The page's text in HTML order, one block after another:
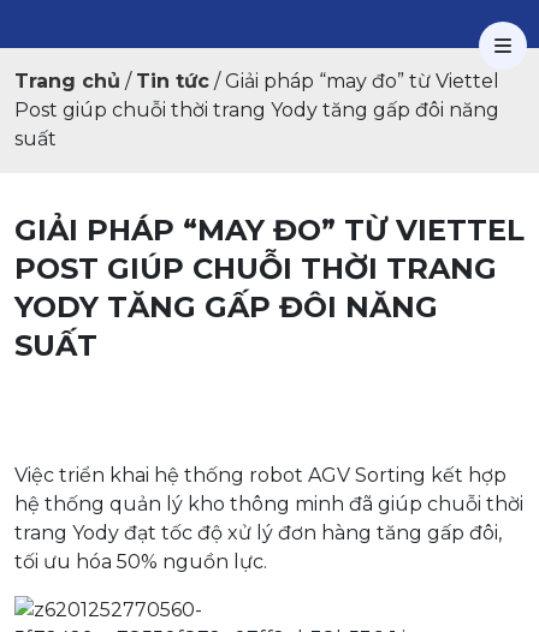
Trang chủ / Tin tức /Giải pháp “may đo” từ Viettel
Post giúp chuỗi thời trang Yody tăng gấp đôi năng
suất
GIẢI PHÁP “MAY ĐO” TỪ VIETTEL
POST GIÚP CHUỖI THỜI TRANG
YODY TĂNG GẤP ĐÔI NĂNG
SUẤT
Việc triển khai hệ thống robot AGV Sorting kết hợp
hệ thống quản lý kho thông minh đã giúp chuỗi thời
trang Yody đạt tốc độ xử lý đơn hàng tăng gấp đôi,
tối ưu hóa 50% nguồn lực.